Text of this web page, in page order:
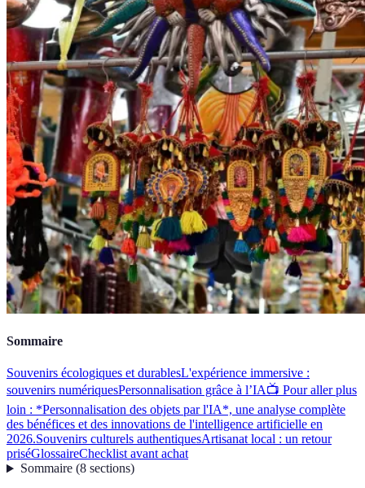
Sommaire
Souvenirs écologiques et durablesL'expérience immersive :
souvenirs numériquesPersonnalisation grâce à l’IA📺 Pour aller plus
loin : *Personnalisation des objets par l'IA*, une analyse complète
des bénéfices et des innovations de l'intelligence artificielle en
2026.Souvenirs culturels authentiquesArtisanat local : un retour
priséGlossaireChecklist avant achat
Sommaire(8 sections)